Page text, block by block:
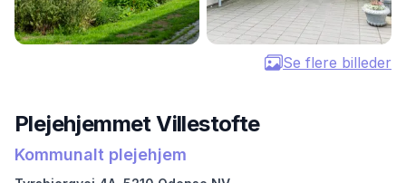
Se flere billeder
Plejehjemmet Villestofte
Kommunalt plejehjem